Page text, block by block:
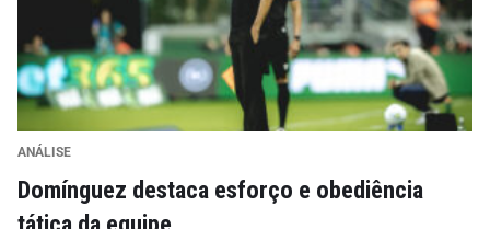
ANÁLISE
Domínguez destaca esforço e obediência